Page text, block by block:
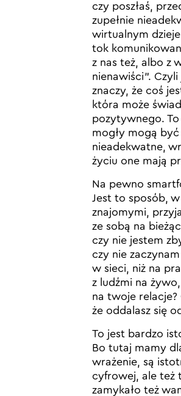
czy poszłaś,
zupełnie
wirtualnym dzieje
tok
z nas też, albo z
nienawiści”.
znaczy, że coś
która może
pozytywnego.
mogły mogą
nieadekwatne,
życiu one mają
Na pewno
Jest to sposób,
znajomymi,
ze sobą na
czy nie jestem
czy nie
w sieci, niż na
z ludźmi na
na twoje relacje?
że oddalasz się
To jest bardzo
Bo tutaj mamy
wrażenie, są
cyfrowej, ale też
zamykało też